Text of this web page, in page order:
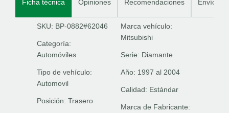
Ficha técnica Opiniones Recomendaciones Envíos
SKU: BP-0882#62046
Categoría:
Automóviles
Tipo de vehículo:
Automovil
Posición: Trasero
Marca vehículo:
Mitsubishi
Serie: Diamante
Año: 1997 al 2004
Calidad: Estándar
Marca de Fabricante: